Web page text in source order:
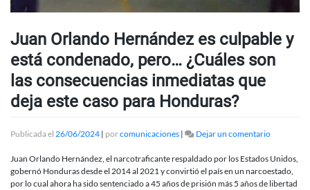
Juan Orlando Hernández es culpable y
está condenado, pero… ¿Cuáles son
las consecuencias inmediatas que
deja este caso para Honduras?
Publicada el 26/06/2024 | porcomunicaciones | Dejar un comentarioen
Orlando
Hernández
es
Juan Orlando Hernández, el narcotraficante respaldado por los Estados Unidos,
gobernó Honduras desde el 2014 al 2021 y convirtió el país en un narcoestado,
por lo cual ahora ha sido sentenciado a 45 años de prisión más 5 años de libertad